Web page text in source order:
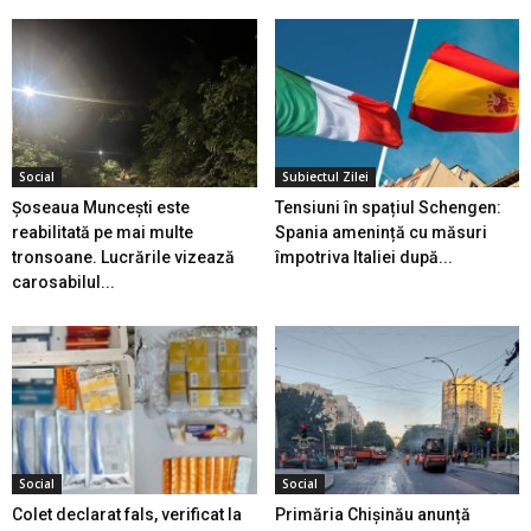
Social
Șoseaua Muncești este
reabilitată pe mai multe
tronsoane. Lucrările vizează
carosabilul...
Subiectul Zilei
Tensiuni în spațiul Schengen:
Spania amenință cu măsuri
împotriva Italiei după...
Social
Colet declarat fals, verificat la
Social
Primăria Chișinău anunță